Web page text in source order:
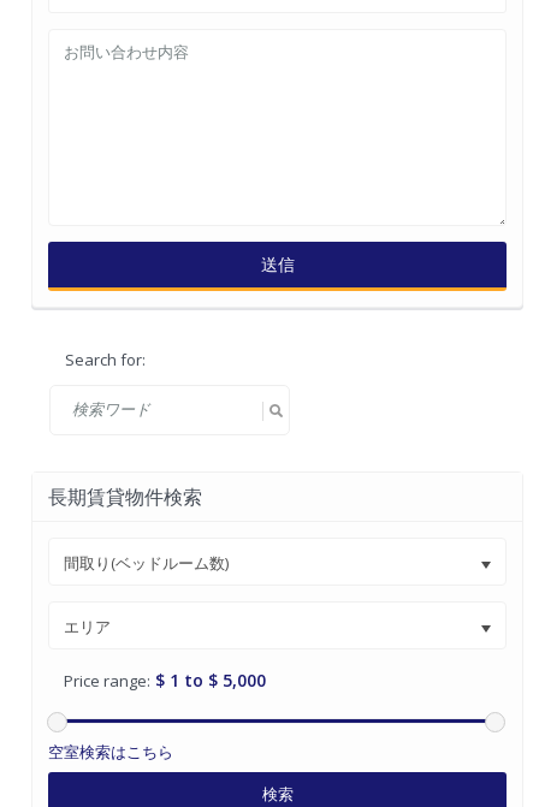
Search for:
長期賃貸物件検索
間取り(ベッドルーム数)
エリア
Price range: $ 1 to $ 5,000
空室検索はこちら
検索